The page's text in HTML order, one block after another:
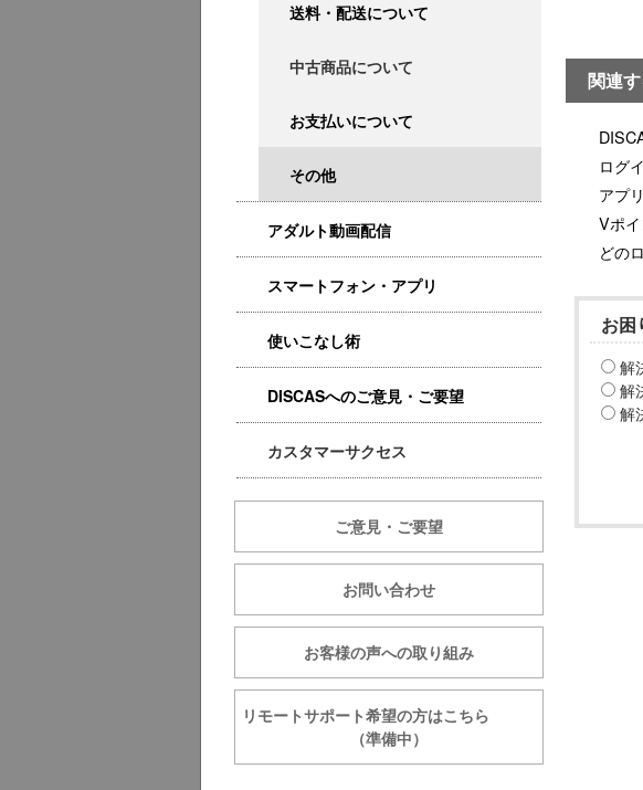
送料・配送について
中古商品について
お支払いについて
その他
アダルト動画配信
スマートフォン・アプリ
使いこなし術
DISCASへのご意見・ご要望
カスタマーサクセス
ご意見・ご要望
お問い合わせ
お客様の声への取り組み
リモートサポート希望の方はこちら
（準備中）
関連
ログ
アプ
Vポ
どの
お困
解
解
解